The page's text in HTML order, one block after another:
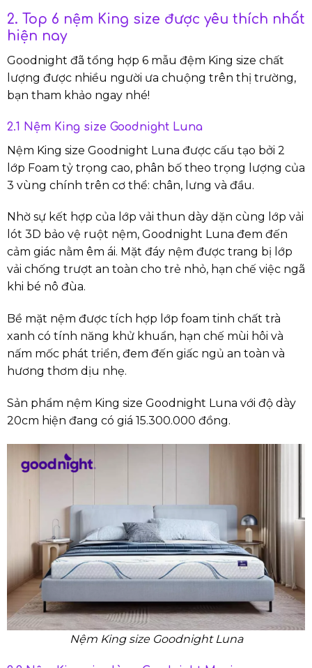
2. Top 6 nệm King size được yêu thích nhất
hiện nay
Goodnight đã tổng hợp 6 mẫu đệm King size chất
lượng được nhiều người ưa chuộng trên thị trường,
bạn tham khảo ngay nhé!
2.1 Nệm King size Goodnight Luna
Nệm King size Goodnight Luna được cấu tạo bởi 2
lớp Foam tỷ trọng cao, phân bố theo trọng lượng của
3 vùng chính trên cơ thể: chân, lưng và đầu.
Nhờ sự kết hợp của lớp vải thun dày dặn cùng lớp vải
lót 3D bảo vệ ruột nệm, Goodnight Luna đem đến
cảm giác nằm êm ái. Mặt đáy nệm được trang bị lớp
vải chống trượt an toàn cho trẻ nhỏ, hạn chế việc ngã
khi bé nô đùa.
Bề mặt nệm được tích hợp lớp foam tinh chất trà
xanh có tính năng khử khuẩn, hạn chế mùi hôi và
nấm mốc phát triển, đem đến giấc ngủ an toàn và
hương thơm dịu nhẹ.
Sản phẩm nệm King size Goodnight Luna với độ dày
20cm hiện đang có giá 15.300.000 đồng.
Nệm King size Goodnight Luna